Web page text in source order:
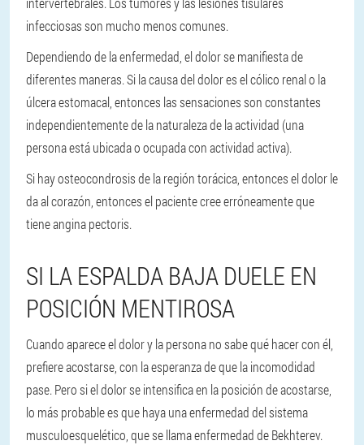
infecciosas son mucho menos comunes.
Dependiendo de la enfermedad, el dolor se manifiesta de
diferentes maneras. Si la causa del dolor es el cólico renal o la
úlcera estomacal, entonces las sensaciones son constantes
independientemente de la naturaleza de la actividad (una
persona está ubicada o ocupada con actividad activa).
Si hay osteocondrosis de la región torácica, entonces el dolor le
da al corazón, entonces el paciente cree erróneamente que
tiene angina pectoris.
SI LA ESPALDA BAJA DUELE EN
POSICIÓN MENTIROSA
Cuando aparece el dolor y la persona no sabe qué hacer con él,
prefiere acostarse, con la esperanza de que la incomodidad
pase. Pero si el dolor se intensifica en la posición de acostarse,
lo más probable es que haya una enfermedad del sistema
musculoesquelético, que se llama enfermedad de Bekhterev.